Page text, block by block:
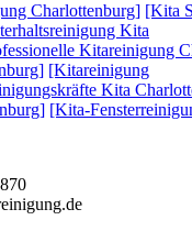
Charlottenburg] [Kita
Kita
Kitareinigung
[Kitareinigung
Kita
[Kita-